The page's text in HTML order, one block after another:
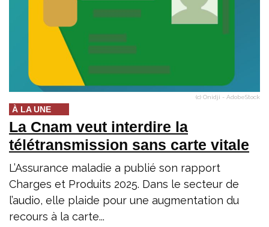
(c) Onidji - AdobeStock
À LA UNE
La Cnam veut interdire la
télétransmission sans carte vitale
L’Assurance maladie a publié son rapport
Charges et Produits 2025. Dans le secteur de
l’audio, elle plaide pour une augmentation du
recours à la carte...